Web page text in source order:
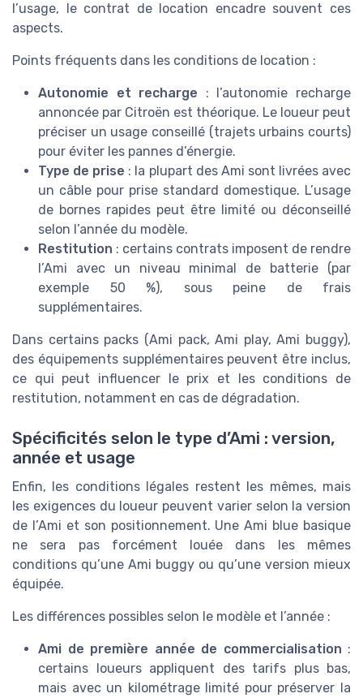
l’usage, le contrat de location encadre souvent ces
aspects.
Points fréquents dans les conditions de location :
Autonomie et recharge : l’autonomie recharge
annoncée par Citroën est théorique. Le loueur peut
préciser un usage conseillé (trajets urbains courts)
pour éviter les pannes d’énergie.
Type de prise : la plupart des Ami sont livrées avec
un câble pour prise standard domestique. L’usage
de bornes rapides peut être limité ou déconseillé
selon l’année du modèle.
Restitution : certains contrats imposent de rendre
l’Ami avec un niveau minimal de batterie (par
exemple 50 %), sous peine de frais
supplémentaires.
Dans certains packs (Ami pack, Ami play, Ami buggy),
des équipements supplémentaires peuvent être inclus,
ce qui peut influencer le prix et les conditions de
restitution, notamment en cas de dégradation.
Spécificités selon le type d’Ami : version,
année et usage
Enfin, les conditions légales restent les mêmes, mais
les exigences du loueur peuvent varier selon la version
de l’Ami et son positionnement. Une Ami blue basique
ne sera pas forcément louée dans les mêmes
conditions qu’une Ami buggy ou qu’une version mieux
équipée.
Les différences possibles selon le modèle et l’année :
Ami de première année de commercialisation :
certains loueurs appliquent des tarifs plus bas,
mais avec un kilométrage limité pour préserver la